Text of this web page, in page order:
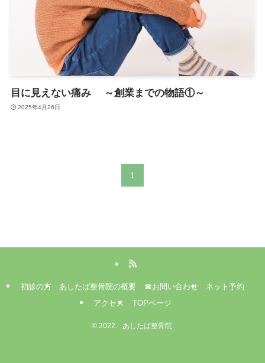
目に見えない痛み ～創業までの物語①～
2025年4月26日
1
初診の方 あしたば整骨院の概要 ☎お問い合わせ
ネット予約
アクセス
TOPページ
©2022 あしたば整骨院.